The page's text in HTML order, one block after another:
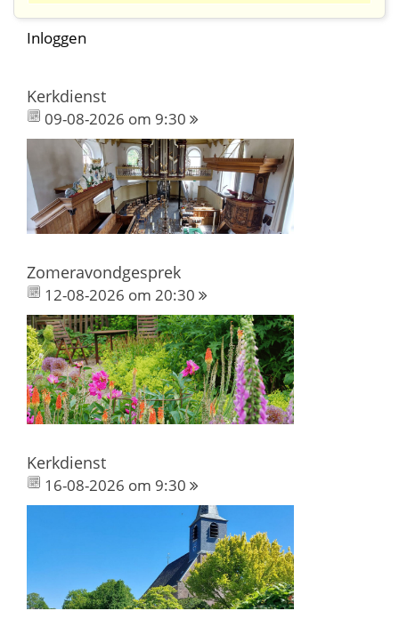
Inloggen
Kerkdienst
09-08-2026 om 9:30
Zomeravondgesprek
12-08-2026 om 20:30
Kerkdienst
16-08-2026 om 9:30